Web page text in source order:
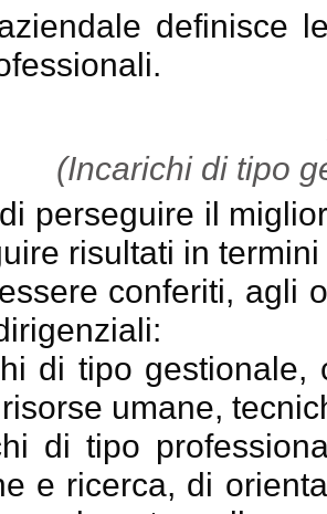
definisce
(Incarichi di tipo
perseguire il
risultati in
conferiti, agli
di tipo gestionale,
umane,
di tipo
e ricerca, di